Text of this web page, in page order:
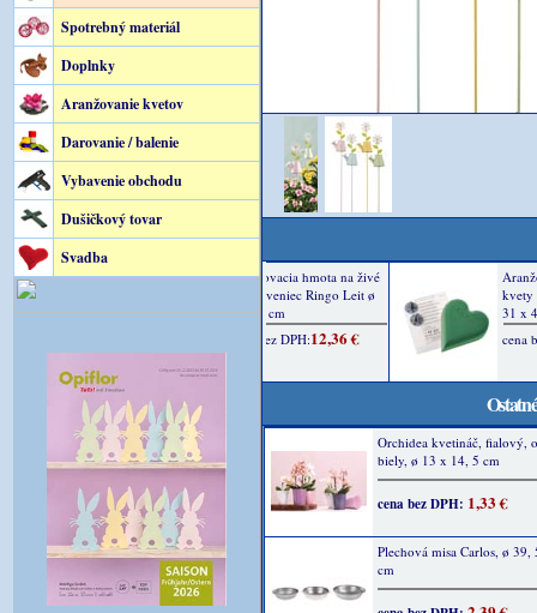
Spotrebný materiál
Doplnky
Aranžovanie kvetov
Darovanie / balenie
Vybavenie obchodu
Dušičkový tovar
Svadba
Orchidea kvetináč, fialový,
biely, ø 13 x 14, 5 cm
cena bez DPH: 1,33 €
Plechová misa Carlos, ø 39,
cm